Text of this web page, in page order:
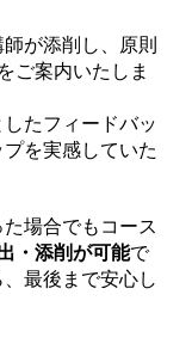
が添削し、原則
ご案内いたしま
たフィードバッ
を実感していた
場合でもコース
・添削が可能で
最後まで安心し